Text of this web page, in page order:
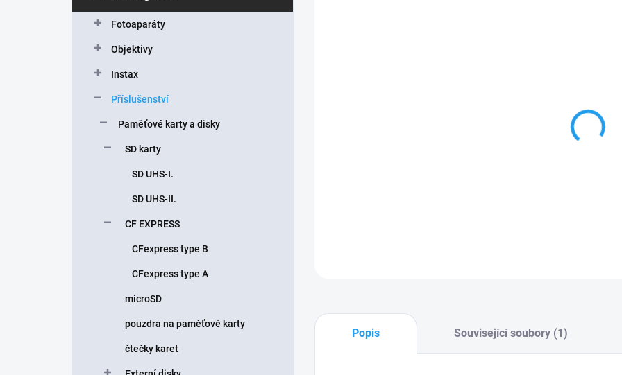
s
kategorie
Fotoaparáty
Objektivy
Instax
Příslušenství
Paměťové karty a disky
SD karty
SD UHS-I.
SD UHS-II.
CF EXPRESS
CFexpress type B
CFexpress type A
microSD
pouzdra na paměťové karty
čtečky karet
Popis Související soubory (1)